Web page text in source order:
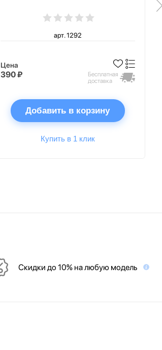
арт. 1292
Цена
390 ₽
Бесплатная
доставка
Добавить в корзину
Купить в 1 клик
Скидки до 10% на любую модель